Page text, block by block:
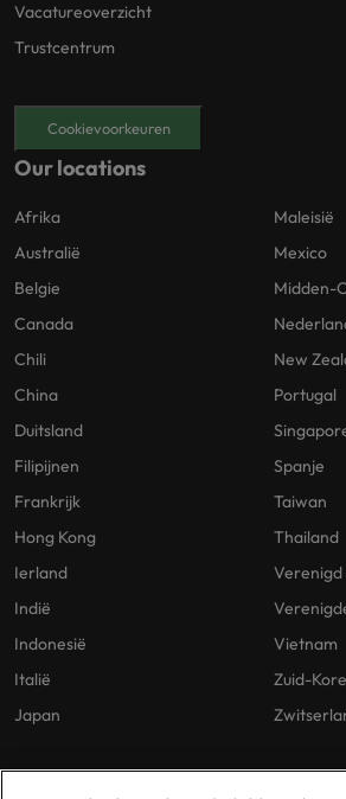
Vacatureoverzicht
Trustcentrum
Cookievoorkeuren
Our locations
Afrika
Australië
Belgie
Canada
Chili
China
Duitsland
Filipijnen
Frankrijk
Hong Kong
Ierland
Indië
Indonesië
Italië
Japan
Maleisië
Mexico
Midden-
New
Portugal
Spanje
Taiwan
Thailand
Verenigd
Vietnam
Zuid-